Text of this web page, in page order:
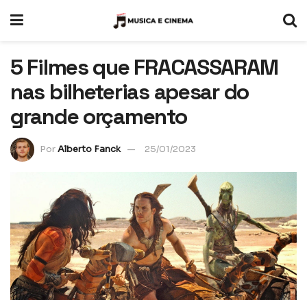
5 Filmes que FRACASSARAM
nas bilheterias apesar do
grande orçamento
PorAlberto Fanck 25/01/2023